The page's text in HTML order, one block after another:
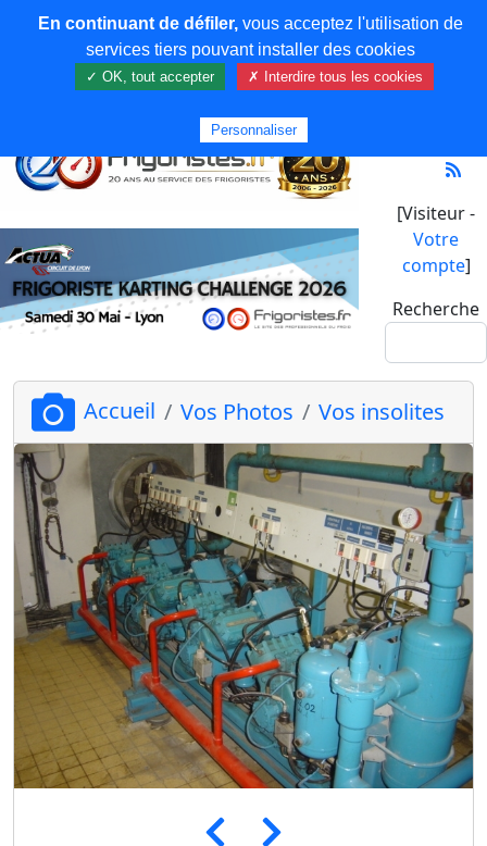
[Visiteur -
Votre
compte]
Recherche
Accueil Vos Photos Vos insolites
En continuant de défiler,vous acceptez l'utilisation de
services tiers pouvant installer des cookies
✓ OK, tout accepter ✗ Interdire tous les cookies
Personnaliser